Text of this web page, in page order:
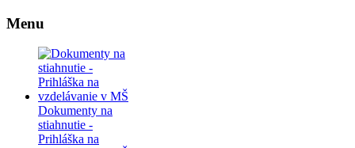
Menu
Dokumenty na
stiahnutie -
Prihláška na